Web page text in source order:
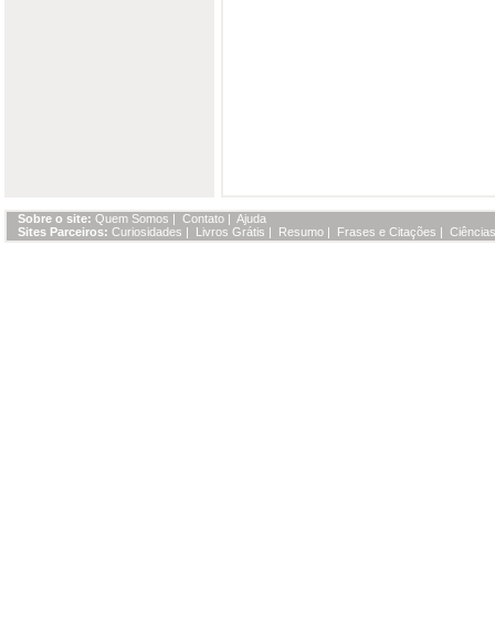
Sobre o site: Quem Somos | Contato | Ajuda
Sites Parceiros: Curiosidades | Livros Grátis | Resumo | Frases e Citações |